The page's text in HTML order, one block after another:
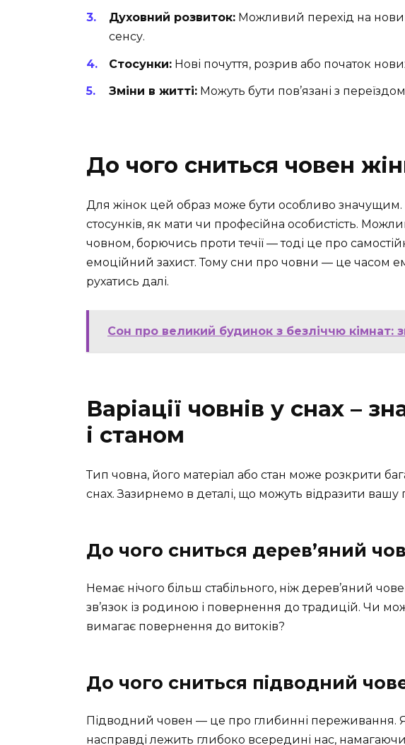
Духовний розвиток: Можливий перехід на
сенсу.
Стосунки: Нові почуття, розрив або початок
Зміни в житті: Можуть бути пов’язані з
До чого сниться човен
Для жінок цей образ може бути особливо значущим.
стосунків, як мати чи професійна особистість.
човном, борючись проти течії — тоді це про
емоційний захист. Тому сни про човни — це часом
рухатись далі.
Сон про великий будинок з безліччю кімнат:
Варіації човнів у снах –
і станом
Тип човна, його матеріал або стан може розкрити
снах. Зазирнемо в деталі, що можуть відразити вашу
До чого сниться дерев’яний
Немає нічого більш стабільного, ніж дерев’яний
зв’язок із родиною і повернення до традицій. Чи
вимагає повернення до витоків?
До чого сниться підводний
Підводний човен — це про глибинні переживання.
насправді лежить глибоко всередині нас,